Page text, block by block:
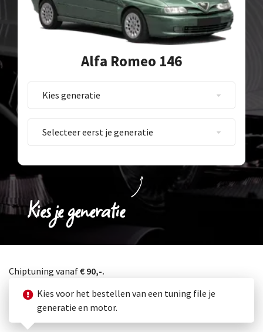
Alfa Romeo 146
Kies je generatie
Chiptuning vanaf€ 90,-.
Kies voor het bestellen van een tuning file je
generatie en motor.